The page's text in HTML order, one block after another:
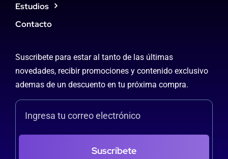
Estudios
Contacto
Suscribete para estar al tanto de las últimas
novedades, recibir promociones y contenido exclusivo
ademas de un descuento en tu próxima compra.
Suscríbete